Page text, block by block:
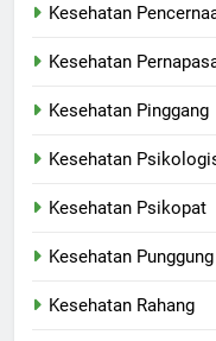
Kesehatan
Kesehatan
Kesehatan Pinggang
Kesehatan
Kesehatan Psikopat
Kesehatan Punggung
Kesehatan Rahang